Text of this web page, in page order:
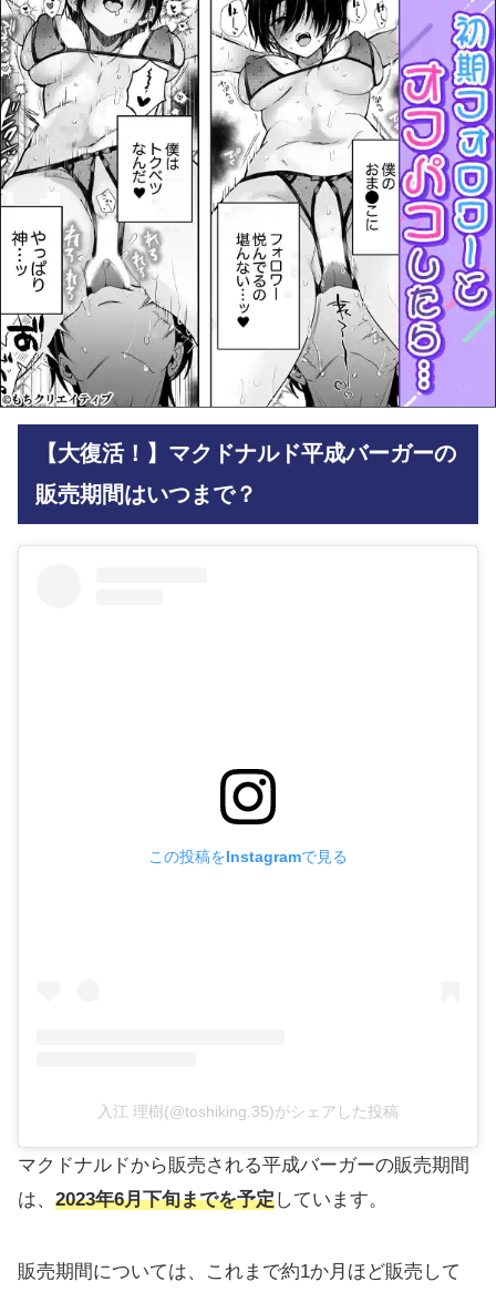
【大復活！】マクドナルド平成バーガーの
販売期間はいつまで？
この投稿をInstagramで見る
入江 理樹(@toshiking.35)がシェアした投稿
マクドナルドから販売される平成バーガーの販売期間
は、 2023年6月下旬までを予定しています。
販売期間については、これまで約1か月ほど販売して